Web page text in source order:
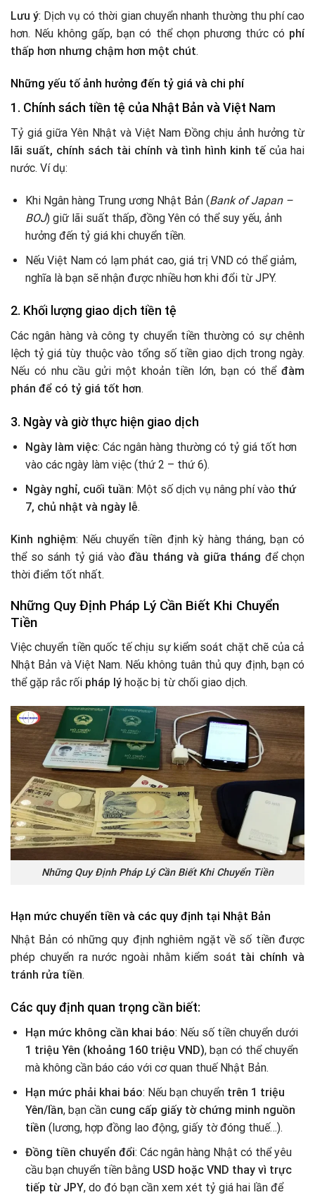
Lưu ý: Dịch vụ có thời gian chuyển nhanh thường thu phí cao
hơn. Nếu không gấp, bạn có thể chọn phương thức có phí
thấp hơn nhưng chậm hơn một chút.
Những yếu tố ảnh hưởng đến tỷ giá và chi phí
1. Chính sách tiền tệ của Nhật Bản và Việt Nam
Tỷ giá giữa Yên Nhật và Việt Nam Đồng chịu ảnh hưởng từ
lãi suất, chính sách tài chính và tình hình kinh tế của hai
nước. Ví dụ:
Khi Ngân hàng Trung ương Nhật Bản (Bank of Japan –
BOJ) giữ lãi suất thấp, đồng Yên có thể suy yếu, ảnh
hưởng đến tỷ giá khi chuyển tiền.
Nếu Việt Nam có lạm phát cao, giá trị VND có thể giảm,
nghĩa là bạn sẽ nhận được nhiều hơn khi đổi từ JPY.
2. Khối lượng giao dịch tiền tệ
Các ngân hàng và công ty chuyển tiền thường có sự chênh
lệch tỷ giá tùy thuộc vào tổng số tiền giao dịch trong ngày.
Nếu có nhu cầu gửi một khoản tiền lớn, bạn có thể đàm
phán để có tỷ giá tốt hơn.
3. Ngày và giờ thực hiện giao dịch
Ngày làm việc: Các ngân hàng thường có tỷ giá tốt hơn
vào các ngày làm việc (thứ 2 – thứ 6).
Ngày nghỉ, cuối tuần: Một số dịch vụ nâng phí vào thứ
7, chủ nhật và ngày lễ.
Kinh nghiệm: Nếu chuyển tiền định kỳ hàng tháng, bạn có
thể so sánh tỷ giá vào đầu tháng và giữa tháng để chọn
thời điểm tốt nhất.
Những Quy Định Pháp Lý Cần Biết Khi Chuyển
Tiền
Việc chuyển tiền quốc tế chịu sự kiểm soát chặt chẽ của cả
Nhật Bản và Việt Nam. Nếu không tuân thủ quy định, bạn có
thể gặp rắc rối pháp lý hoặc bị từ chối giao dịch.
Những Quy Định Pháp Lý Cần Biết Khi Chuyển Tiền
Hạn mức chuyển tiền và các quy định tại Nhật Bản
Nhật Bản có những quy định nghiêm ngặt về số tiền được
phép chuyển ra nước ngoài nhằm kiểm soát tài chính và
tránh rửa tiền.
Các quy định quan trọng cần biết:
Hạn mức không cần khai báo: Nếu số tiền chuyển dưới
1 triệu Yên (khoảng 160 triệu VND), bạn có thể chuyển
mà không cần báo cáo với cơ quan thuế Nhật Bản.
Hạn mức phải khai báo: Nếu bạn chuyển trên 1 triệu
Yên/lần, bạn cần cung cấp giấy tờ chứng minh nguồn
tiền (lương, hợp đồng lao động, giấy tờ đóng thuế…).
Đồng tiền chuyển đổi: Các ngân hàng Nhật có thể yêu
cầu bạn chuyển tiền bằng USD hoặc VND thay vì trực
tiếp từ JPY, do đó bạn cần xem xét tỷ giá hai lần để